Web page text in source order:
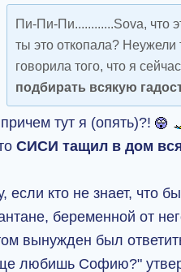
Пи-Пи-Пи............Sova, что
ты это откопала?
говорила того, что я
подбирать всякую
тут я (опять)?!
СИСИ тащил в дом
если кто не знает, что
беременной от
вынужден был
любишь Софию?"